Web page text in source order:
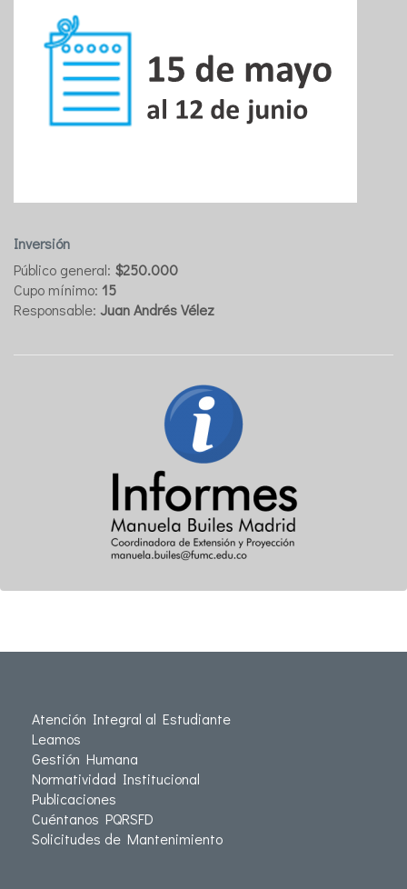
Inversión
Público general: $250.000
Cupo mínimo: 15
Responsable: Juan Andrés Vélez
Atención Integral al Estudiante
Leamos
Gestión Humana
Normatividad Institucional
Publicaciones
Cuéntanos PQRSFD
Solicitudes de Mantenimiento